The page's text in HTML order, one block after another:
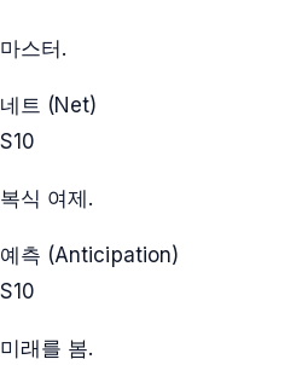
마스터.
네트 (Net)
S10
복식 여제.
예측 (Anticipation)
S10
미래를 봄.